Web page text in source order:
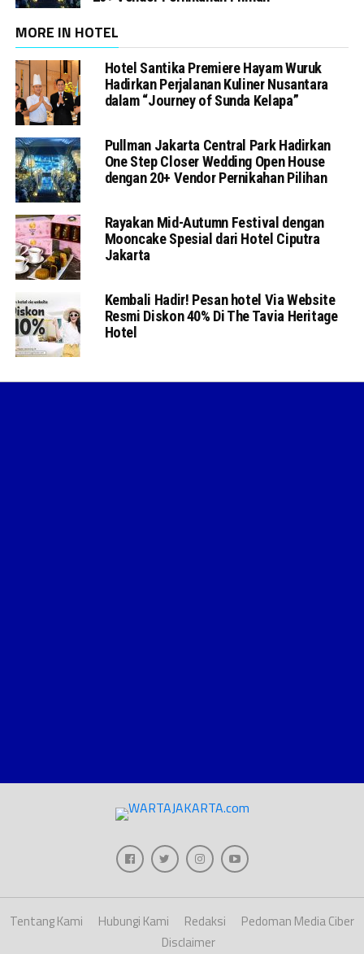
MORE IN HOTEL
Hotel Santika Premiere Hayam Wuruk
Hadirkan Perjalanan Kuliner Nusantara
dalam “Journey of Sunda Kelapa”
Pullman Jakarta Central Park Hadirkan
One Step Closer Wedding Open House
dengan 20+ Vendor Pernikahan Pilihan
Rayakan Mid-Autumn Festival dengan
Mooncake Spesial dari Hotel Ciputra
Jakarta
Kembali Hadir! Pesan hotel Via Website
Resmi Diskon 40% Di The Tavia Heritage
Hotel
Tentang Kami Hubungi Kami Redaksi
Pedoman Media Ciber
Disclaimer